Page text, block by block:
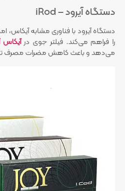
دستگاه آیرود – iRod
دستگاه آیرود با فناوری مشابه آیکاس،
را فراهم می‌کند. فیلتر جوی درآیکاس
می‌دهد و باعث کاهش مضرات مصرف